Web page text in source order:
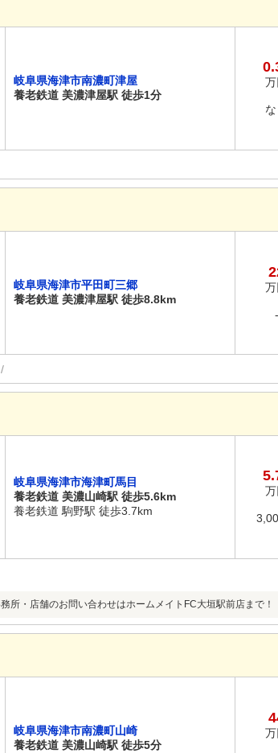
岐阜県海津市南濃町津屋
養老鉄道 美濃津屋駅 徒歩1分
万
岐阜県海津市平田町三郷
養老鉄道 美濃津屋駅 徒歩8.8km
万
-
岐阜県海津市海津町馬目
養老鉄道 美濃山崎駅 徒歩5.6km
養老鉄道 駒野駅 徒歩3.7km
万
所・店舗のお問い合わせはホームメイトFC大垣駅前店まで！
岐阜県海津市南濃町山崎
養老鉄道 美濃山崎駅 徒歩5分
万